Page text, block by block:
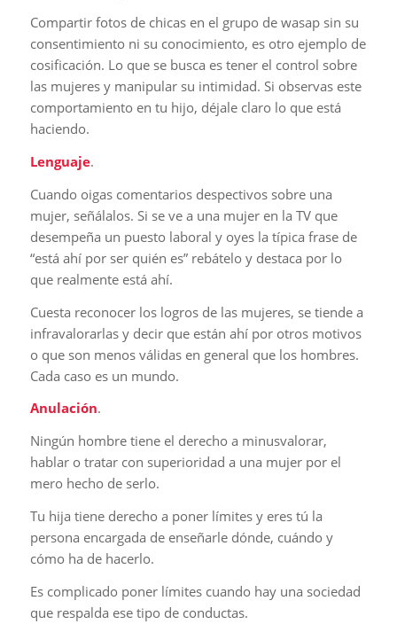
Compartir fotos de chicas en el grupo de wasap sin su
consentimiento ni su conocimiento, es otro ejemplo de
cosificación. Lo que se busca es tener el control sobre
las mujeres y manipular su intimidad. Si observas este
comportamiento en tu hijo, déjale claro lo que está
haciendo.
Lenguaje.
Cuando oigas comentarios despectivos sobre una
mujer, señálalos. Si se ve a una mujer en la TV que
desempeña un puesto laboral y oyes la típica frase de
“está ahí por ser quién es” rebátelo y destaca por lo
que realmente está ahí.
Cuesta reconocer los logros de las mujeres, se tiende a
infravalorarlas y decir que están ahí por otros motivos
o que son menos válidas en general que los hombres.
Cada caso es un mundo.
Anulación.
Ningún hombre tiene el derecho a minusvalorar,
hablar o tratar con superioridad a una mujer por el
mero hecho de serlo.
Tu hija tiene derecho a poner límites y eres tú la
persona encargada de enseñarle dónde, cuándo y
cómo ha de hacerlo.
Es complicado poner límites cuando hay una sociedad
que respalda ese tipo de conductas.